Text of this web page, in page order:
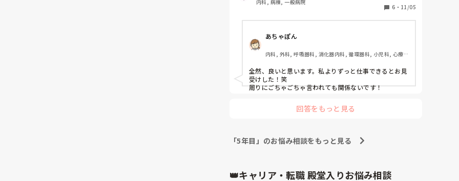
です。
ですが、そんなに26歳と言う年齢で老人保健施設に居
点滴だって指示もらいに行くのだってムンテラだって
胃ろうや吸引だってやってるし、夜勤だって1人で何
十人もみて、なんせ私は奨学金の御礼奉公があるから
残り数ヶ月のところ頑張っているのですが。そんなこ
とを言われると屈辱です。
ってか、急性期で自己研鑽しているやつが正しいので
内科, 病棟, 一般病院
6 ・ 11/05
あちゃぽん
内科, 外科, 呼吸器科, 消化器内科, 循環器科, 小児科, 心療内
リハビリ科, 総合診療科, 救急科, 超急性期, ICU, CCU,
HCU, その他の科, ママナース, 外来, 神経内科, 脳神経外科,
NICU, 消化器外科, 一般病院, 慢性期, 回復期, 終末期, オペ
室, 透析, 検診・健診
全然、良いと思います。私よりずっと仕事できるとお見
受けした！笑
周りにごちゃごちゃ言われても関係ないです！
回答をもっと見る
「5年目」のお悩み相談をもっと見る
👑キャリア・転職 殿堂入りお悩み相談